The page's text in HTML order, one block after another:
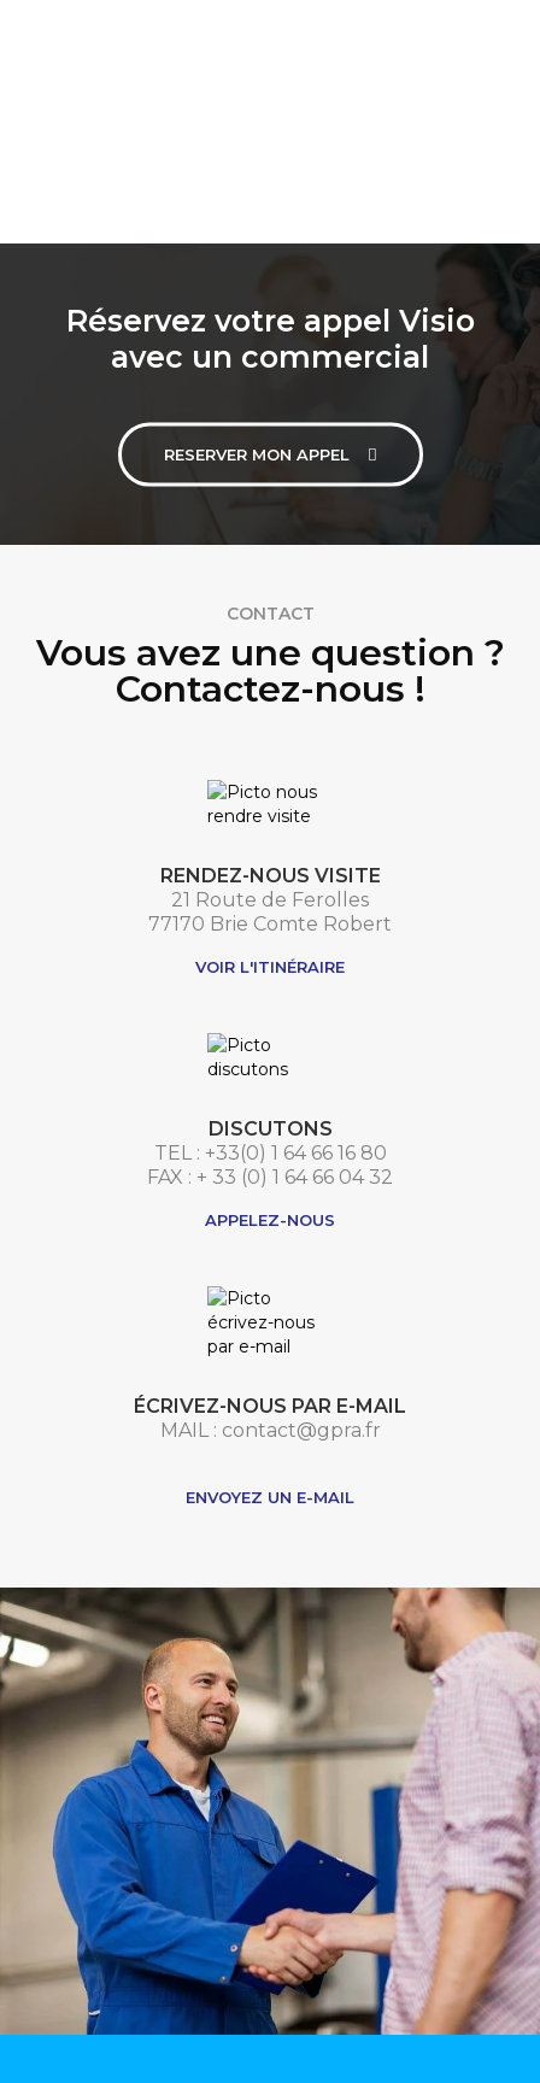
Réservez votre appel Visio
avec un commercial
RESERVER MON APPEL
CONTACT
Vous avez une question ?
Contactez-nous !
RENDEZ-NOUS VISITE
21 Route de Ferolles
77170 Brie Comte Robert
VOIR L'ITINÉRAIRE
DISCUTONS
TEL : +33(0) 1 64 66 16 80
FAX : + 33 (0) 1 64 66 04 32
APPELEZ-NOUS
ÉCRIVEZ-NOUS PAR E-MAIL
MAIL : contact@gpra.fr
ENVOYEZ UN E-MAIL